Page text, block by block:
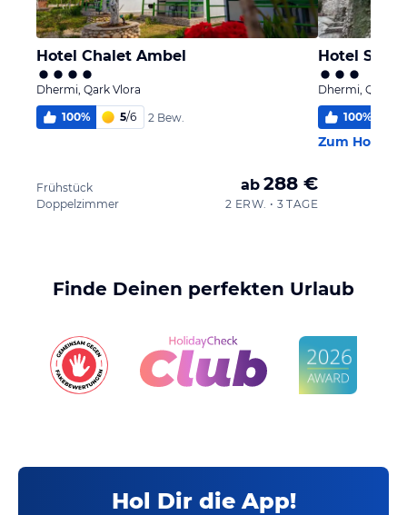
Hotel Chalet Ambel
Dhermi, Qark Vlora
100% 5/6 2 Bew.
Frühstück
Doppelzimmer
ab 288 €
2 ERW. • 3 TAGE
Hotel Sofo
Dhermi, Qark
100%
Zum Hotel
Finde Deinen perfekten Urlaub
Hol Dir die App!